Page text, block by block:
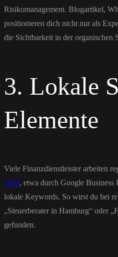
Risikomanagement. Blogartikel,
positionieren dich nicht nur als
die Sichtbarkeit in der organischen
3. Lokale
Elemente
Viele Finanzdienstleister arbeiten
SEO, etwa durch Google Business
lokale Keywords. So wirst du bei
„Steuerberater in Hamburg“ oder
gefunden.